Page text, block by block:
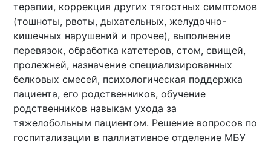
терапии, коррекция других тягостных симптомов
(тошноты, рвоты, дыхательных, желудочно-
кишечных нарушений и прочее), выполнение
перевязок, обработка катетеров, стом, свищей,
пролежней, назначение специализированных
белковых смесей, психологическая поддержка
пациента, его родственников, обучение
родственников навыкам ухода за
тяжелобольным пациентом. Решение вопросов по
госпитализации в паллиативное отделение МБУ